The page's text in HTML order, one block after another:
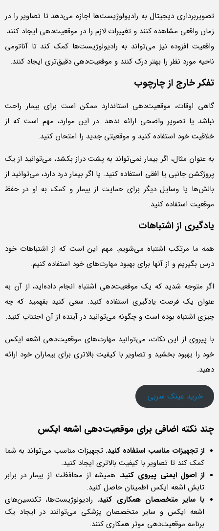
تصویربرداری دیجیتال به رادیولوژیست‌ها اجازه می‌دهد تا تصاویر را در
زمان واقعی مشاهده کنند و تغییرات لازم را در موقعیت‌دهی ایجاد کنند.
واقعیت افزوده نیز می‌تواند به رادیولوژیست‌ها کمک کند تا آناتومی
ناحیه مورد نظر را بهتر درک کنند و موقعیت‌دهی دقیق‌تری ایجاد کنند.
تفکر خارج از چارچوب
گاهی اوقات، موقعیت‌دهی استاندارد ممکن است برای بیمار راحت
نباشد یا تصویر واضحی ارائه ندهد. در این موارد، مهم است که از
خلاقیت خود استفاده کنید و موقعیتی جدید را امتحان کنید.
به عنوان مثال، اگر بیمار نمی‌تواند به پشت دراز بکشد، می‌توانید از یک
پروژکشن جانبی یا افقی استفاده کنید. یا اگر بیمار درد دارد، می‌توانید از
بالش‌ها یا وسایل دیگر برای حمایت از بیمار و کمک به او در حفظ
موقعیت استفاده کنید.
یادگیری از اشتباهات
همه ما مرتکب اشتباه می‌شویم. مهم این است که از اشتباهات خود
درس بگیریم و از آنها برای بهبود مهارت‌های خود استفاده کنیم.
اگر متوجه شدید که یک موقعیت‌دهی اشتباه انجام داده‌اید، از آن به
عنوان یک فرصت یادگیری استفاده کنید. سعی کنید بفهمید که چه
چیزی اشتباه بوده است و چگونه می‌توانید در آینده از آن اجتناب کنید.
با پیروی از این نکات، می‌توانید مهارت‌های موقعیت‌دهی اشعه ایکس
خود را بهبود بخشید و تصاویر با کیفیت بالاتری برای بیماران خود ارائه
دهید.
خرید عینک سربی
چند نکته اضافی برای موقعیت‌دهی اشعه ایکس
از تجهیزات مناسب استفاده کنید. تجهیزات مناسب می‌تواند به شما
کمک کند تا تصاویر با کیفیت بالاتری ایجاد کنید.
از اصول ایمنی پیروی کنید. همیشه از محافظت از بیمار در برابر
تابش اشعه ایکس اطمینان حاصل کنید.
با سایر متخصصان همکاری کنید. رادیولوژیست‌ها، تکنسین‌های
اشعه ایکس و سایر متخصصان پزشکی می‌توانند در ایجاد یک
برنامه موقعیت‌دهی موثر همکاری کنند.